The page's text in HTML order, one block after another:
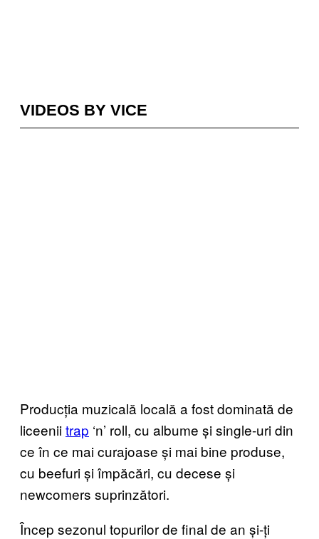
VIDEOS BY VICE
Producția muzicală locală a fost dominată de
liceeniitrap ‘n’ roll, cu albume și single-uri din
ce în ce mai curajoase și mai bine produse,
cu beefuri și împăcări, cu decese și
newcomers suprinzători.
Încep sezonul topurilor de final de an și-ți